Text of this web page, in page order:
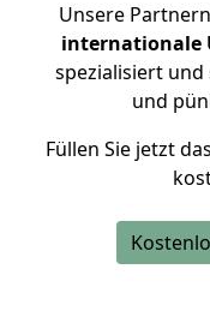
Unsere
internationale
spezialisiert und
und
Füllen Sie jetzt